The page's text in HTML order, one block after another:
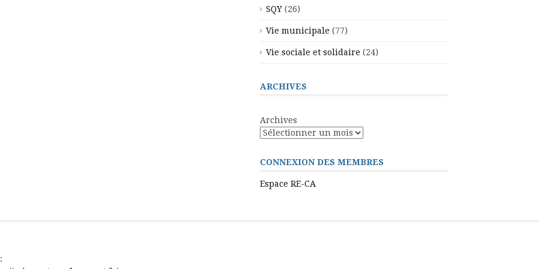
SQY (26)
Vie municipale (77)
Vie sociale et solidaire (24)
ARCHIVES
Archives
CONNEXION DES MEMBRES
Espace RE-CA